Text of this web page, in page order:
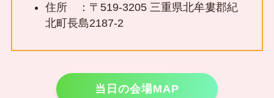
住所 ：〒519-3205 三重県北牟婁郡紀
北町長島2187-2
当日の会場MAP